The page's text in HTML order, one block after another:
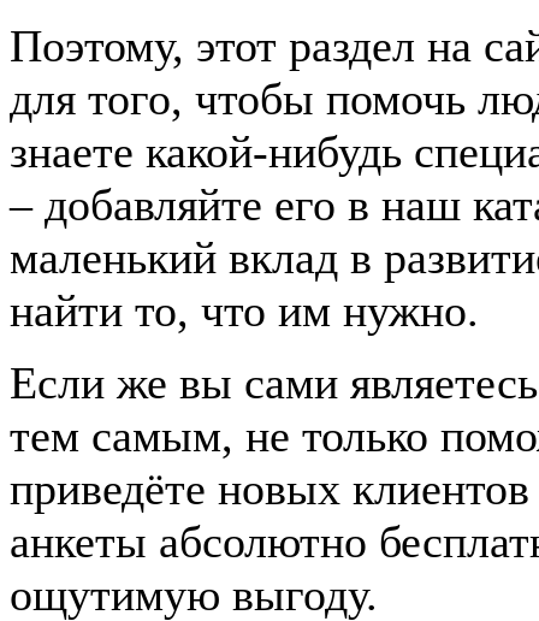
Поэтому, этот раздел на
для того, чтобы помочь
знаете какой-нибудь
– добавляйте его в наш
маленький вклад в
найти то, что им нужно.
Если же вы сами
тем самым, не только
приведёте новых
анкеты абсолютно
ощутимую выгоду.